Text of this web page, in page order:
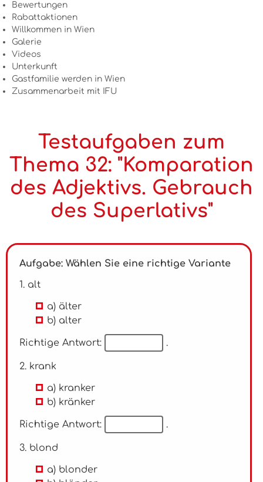
Bewertungen
Rabattaktionen
Willkommen in Wien
Galerie
Videos
Unterkunft
Gastfamilie werden in Wien
Zusammenarbeit mit IFU
Testaufgaben zum
Thema 32: "Komparation
des Adjektivs. Gebrauch
des Superlativs"
Aufgabe: Wählen Sie eine richtige Variante
1. alt
a) älter
b) alter
Richtige Antwort: .
2. krank
a) kranker
b) kränker
Richtige Antwort: .
3. blond
a) blonder